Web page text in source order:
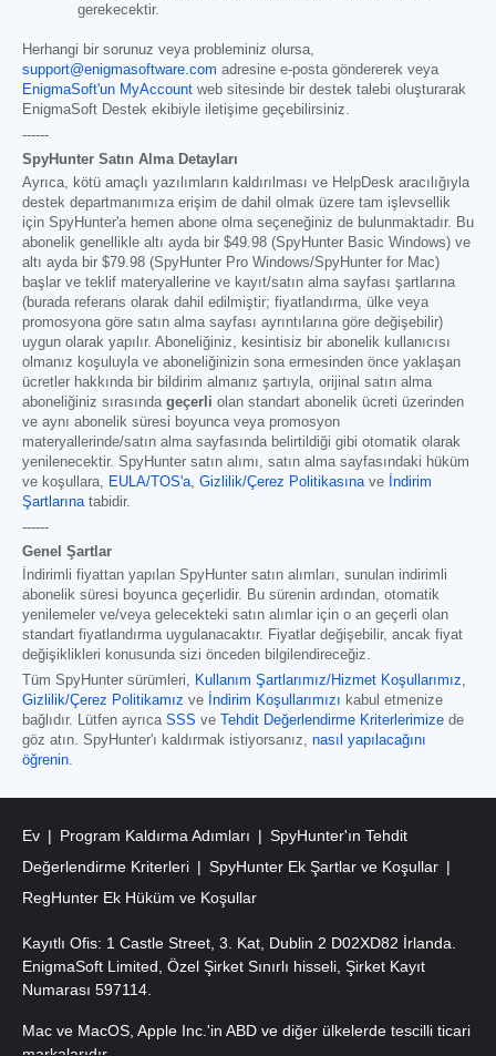
gerekecektir.
Herhangi bir sorunuz veya probleminiz olursa,
support@enigmasoftware.com adresine e-posta göndererek veya
EnigmaSoft'un MyAccount web sitesinde bir destek talebi oluşturarak
EnigmaSoft Destek ekibiyle iletişime geçebilirsiniz.
------
SpyHunter Satın Alma Detayları
Ayrıca, kötü amaçlı yazılımların kaldırılması ve HelpDesk aracılığıyla
destek departmanımıza erişim de dahil olmak üzere tam işlevsellik
için SpyHunter'a hemen abone olma seçeneğiniz de bulunmaktadır. Bu
abonelik genellikle altı ayda bir $49.98 (SpyHunter Basic Windows) ve
altı ayda bir $79.98 (SpyHunter Pro Windows/SpyHunter for Mac)
başlar ve teklif materyallerine ve kayıt/satın alma sayfası şartlarına
(burada referans olarak dahil edilmiştir; fiyatlandırma, ülke veya
promosyona göre satın alma sayfası ayrıntılarına göre değişebilir)
uygun olarak yapılır. Aboneliğiniz, kesintisiz bir abonelik kullanıcısı
olmanız koşuluyla ve aboneliğinizin sona ermesinden önce yaklaşan
ücretler hakkında bir bildirim almanız şartıyla, orijinal satın alma
aboneliğiniz sırasında geçerli olan standart abonelik ücreti üzerinden
ve aynı abonelik süresi boyunca veya promosyon
materyallerinde/satın alma sayfasında belirtildiği gibi otomatik olarak
yenilenecektir. SpyHunter satın alımı, satın alma sayfasındaki hüküm
ve koşullara, EULA/TOS'a, Gizlilik/Çerez Politikasınave İndirim
Şartlarınatabidir.
------
Genel Şartlar
İndirimli fiyattan yapılan SpyHunter satın alımları, sunulan indirimli
abonelik süresi boyunca geçerlidir. Bu sürenin ardından, otomatik
yenilemeler ve/veya gelecekteki satın alımlar için o an geçerli olan
standart fiyatlandırma uygulanacaktır. Fiyatlar değişebilir, ancak fiyat
değişiklikleri konusunda sizi önceden bilgilendireceğiz.
Tüm SpyHunter sürümleri, Kullanım Şartlarımız/Hizmet Koşullarımız,
Gizlilik/Çerez Politikamız ve İndirim Koşullarımızı kabul etmenize
bağlıdır. Lütfen ayrıca SSS ve Tehdit Değerlendirme Kriterlerimize de
göz atın. SpyHunter'ı kaldırmak istiyorsanız, nasıl yapılacağını
öğrenin.
Ev Program Kaldırma Adımları
SpyHunter'ın Tehdit
Değerlendirme Kriterleri
SpyHunter Ek Şartlar ve Koşullar
RegHunter Ek Hüküm ve Koşullar
Kayıtlı Ofis: 1 Castle Street, 3. Kat, Dublin 2 D02XD82 İrlanda.
EnigmaSoft Limited, Özel Şirket Sınırlı hisseli, Şirket Kayıt
Numarası 597114.
Mac ve MacOS, Apple Inc.'in ABD ve diğer ülkelerde tescilli ticari